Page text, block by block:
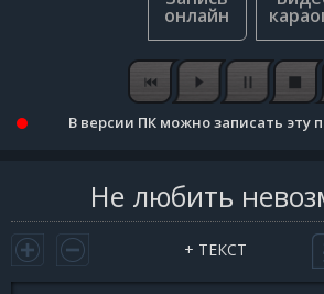
В версии ПК можно записать эту
Не любить
+ ТЕКСТ